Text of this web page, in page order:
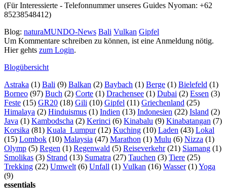
(Für Interessierte - Telefonnummer unseres Guides Nyoman: +62
85238548412)
Blog: naturaMUNDO-News Bali Vulkan Gipfel
Um Kommentare schreiben zu können, ist eine Anmeldung nötig.
Hier gehts zum Login.
Blogübersicht
Astraka (1) Bali (9) Balkan (2) Baybach (1) Berge (1) Bielefeld (1)
Borneo (97) Buch (2) Corte (1) Drachensee (1) Dubai (2) Essen (3)
Feste (15) GR20 (18) Gili (10) Gipfel (11) Griechenland (25)
Himalaya (2) Hinduismus (1) Indien (13) Indonesien (22) Island (2)
Java (1) Kambodscha (2) Kerinci (6) Kinabalu (9) Kinabatangan (7)
Korsika (81) Kuala_Lumpur(12) Kuching (10) Laden (43) Lokal
(15) Lombok (10) Malaysia (47) Marathon (1) Mulu (6) Nizza (1)
Olymp (5) Regen (1) Regenwald (5) Reiseverkehr(21) Siamang (1)
Smolikas (3) Strand (13) Sumatra (27) Tauchen (3) Tiere (25)
Trekking (22) Umwelt (6) Unfall (1) Vulkan (16) Wasser(1)Yoga
(9)
essentials